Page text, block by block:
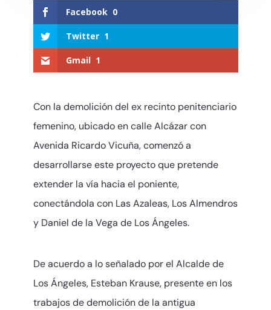
Facebook 0
Twitter 1
Gmail 1
Con la demolición del ex recinto penitenciario
femenino, ubicado en calle Alcázar con
Avenida Ricardo Vicuña, comenzó a
desarrollarse este proyecto que pretende
extender la vía hacia el poniente,
conectándola con Las Azaleas, Los Almendros
y Daniel de la Vega de Los Ángeles.
De acuerdo a lo señalado por el Alcalde de
Los Ángeles, Esteban Krause, presente en los
trabajos de demolición de la antigua